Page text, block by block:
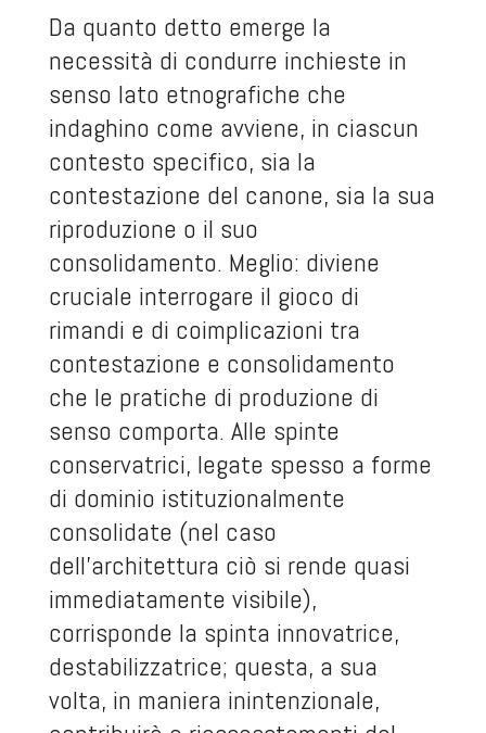
Da quanto detto emerge la
necessità di condurre inchieste in
senso lato etnografiche che
indaghino come avviene, in ciascun
contesto specifico, sia la
contestazione del canone, sia la sua
riproduzione o il suo
consolidamento. Meglio: diviene
cruciale interrogare il gioco di
rimandi e di coimplicazioni tra
contestazione e consolidamento
che le pratiche di produzione di
senso comporta. Alle spinte
conservatrici, legate spesso a forme
di dominio istituzionalmente
consolidate (nel caso
dell’architettura ciò si rende quasi
immediatamente visibile),
corrisponde la spinta innovatrice,
destabilizzatrice; questa, a sua
volta, in maniera inintenzionale,